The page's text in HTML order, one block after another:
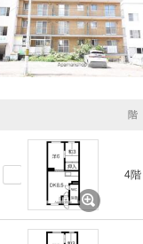
階
4階